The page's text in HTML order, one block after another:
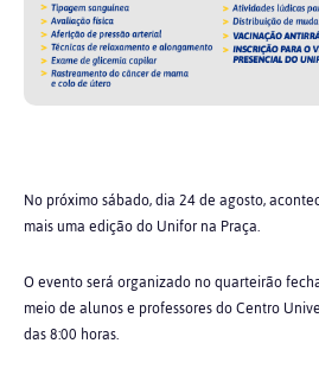
No próximo sábado, dia 24 de agosto,
mais uma edição do Unifor na Praça.
O evento será organizado no quarteirão
meio de alunos e professores do Centro
das 8:00 horas.